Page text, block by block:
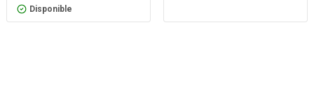
Disponible